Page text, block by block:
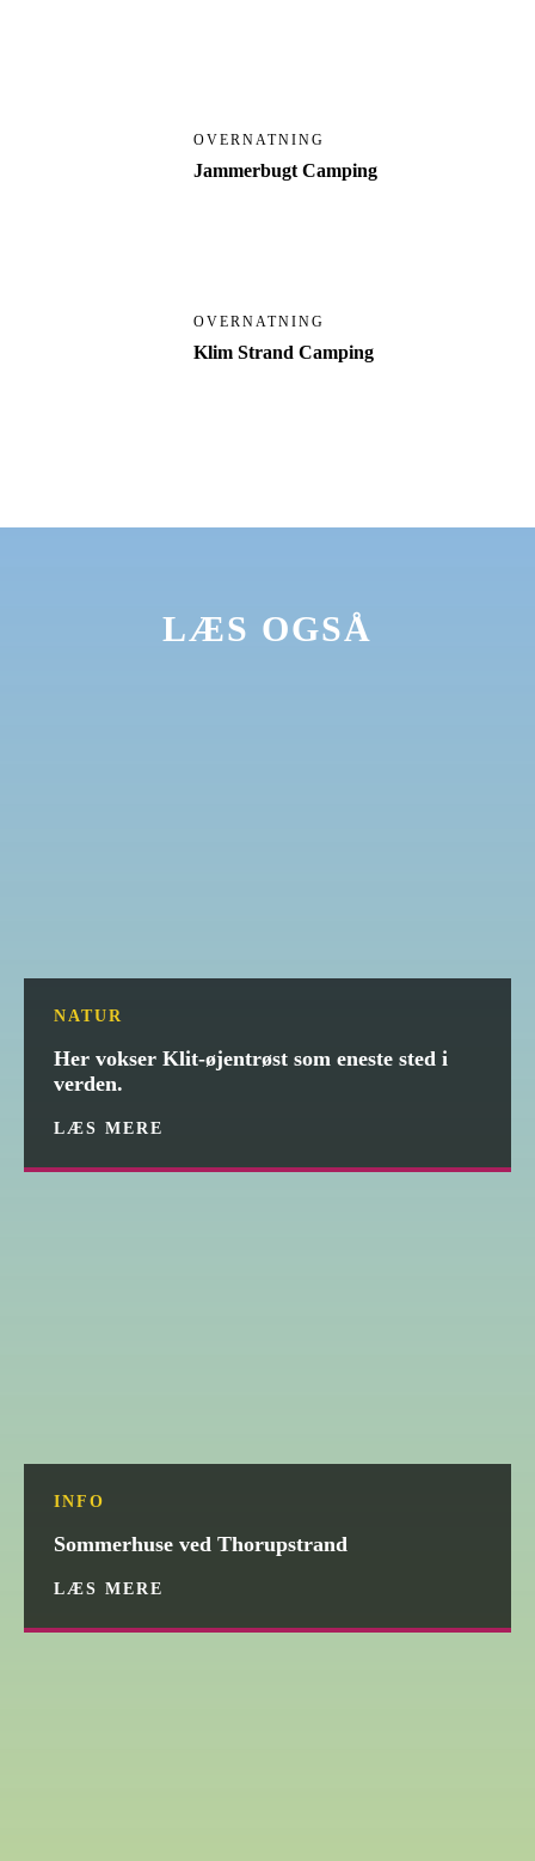
OVERNATNING
Jammerbugt Camping
OVERNATNING
Klim Strand Camping
LÆS OGSÅ
NATUR
Her vokser Klit-øjentrøst som eneste sted i
verden.
LÆS MERE
INFO
Sommerhuse ved Thorupstrand
LÆS MERE